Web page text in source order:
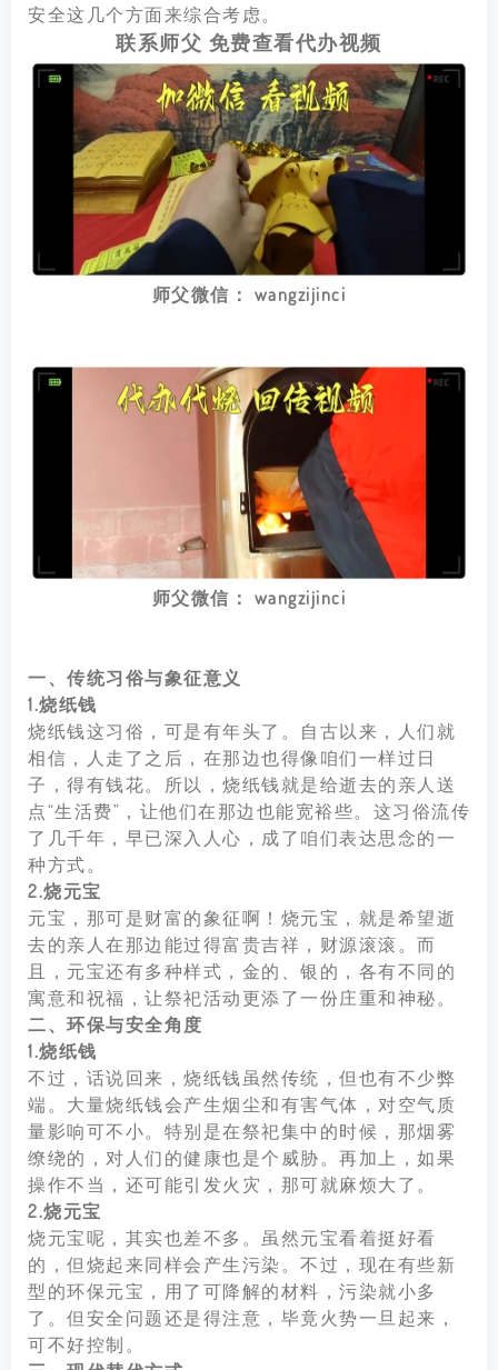
安全这几个方面来综合考虑。
联系师父 免费查看代办视频
师父微信： wangzijinci
师父微信： wangzijinci
一、传统习俗与象征意义
1.烧纸钱
烧纸钱这习俗，可是有年头了。自古以来，人们就
相信，人走了之后，在那边也得像咱们一样过日
子，得有钱花。所以，烧纸钱就是给逝去的亲人送
点“生活费”，让他们在那边也能宽裕些。这习俗流传
了几千年，早已深入人心，成了咱们表达思念的一
种方式。
2.烧元宝
元宝，那可是财富的象征啊！烧元宝，就是希望逝
去的亲人在那边能过得富贵吉祥，财源滚滚。而
且，元宝还有多种样式，金的、银的，各有不同的
寓意和祝福，让祭祀活动更添了一份庄重和神秘。
二、环保与安全角度
1.烧纸钱
不过，话说回来，烧纸钱虽然传统，但也有不少弊
端。大量烧纸钱会产生烟尘和有害气体，对空气质
量影响可不小。特别是在祭祀集中的时候，那烟雾
缭绕的，对人们的健康也是个威胁。再加上，如果
操作不当，还可能引发火灾，那可就麻烦大了。
2.烧元宝
烧元宝呢，其实也差不多。虽然元宝看着挺好看
的，但烧起来同样会产生污染。不过，现在有些新
型的环保元宝，用了可降解的材料，污染就小多
了。但安全问题还是得注意，毕竟火势一旦起来，
可不好控制。